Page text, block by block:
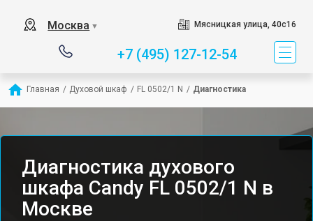
Москва ▼ Мясницкая улица, 40с16
+7 (495) 127-12-54
Главная / Духовой шкаф / FL 0502/1 N / Диагностика
Диагностика духового
шкафа Candy FL 0502/1 N в
Москве